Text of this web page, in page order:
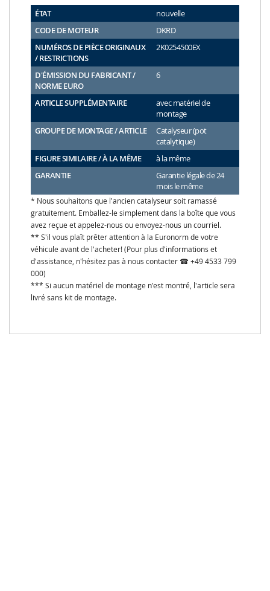
ÉTAT
nouvelle
CODE DE MOTEUR
DKRD
NUMÉROS DE PIÈCE ORIGINAUX
/ RESTRICTIONS
2K0254500EX
D'ÉMISSION DU FABRICANT /
NORME EURO
6
ARTICLE SUPPLÉMENTAIRE
avec matériel de
montage
GROUPE DE MONTAGE / ARTICLE
Catalyseur (pot
catalytique)
FIGURE SIMILAIRE / À LA MÊME
à la même
GARANTIE
Garantie légale de 24
mois le même
* Nous souhaitons que l'ancien catalyseur soit ramassé
gratuitement. Emballez-le simplement dans la boîte que vous
avez reçue et appelez-nous ou envoyez-nous un courriel.
** S'il vous plaît prêter attention à la Euronorm de votre
véhicule avant de l'acheter! (Pour plus d'informations et
d'assistance, n'hésitez pas à nous contacter ☎ +49 4533 799
000)
*** Si aucun matériel de montage n'est montré, l'article sera
livré sans kit de montage.